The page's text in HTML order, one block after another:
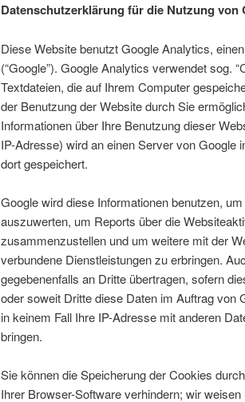
Datenschutzerklärung für die Nutzung von
Diese Website benutzt Google Analytics,
(“Google”). Google Analytics verwendet sog.
Textdateien, die auf Ihrem Computer
der Benutzung der Website durch Sie
Informationen über Ihre Benutzung dieser
IP-Adresse) wird an einen Server von Google
dort gespeichert.
Google wird diese Informationen benutzen,
auszuwerten, um Reports über die
zusammenzustellen und um weitere mit der
verbundene Dienstleistungen zu erbringen.
gegebenenfalls an Dritte übertragen, sofern
oder soweit Dritte diese Daten im Auftrag von
in keinem Fall Ihre IP-Adresse mit anderen
bringen.
Sie können die Speicherung der Cookies
Ihrer Browser-Software verhindern; wir